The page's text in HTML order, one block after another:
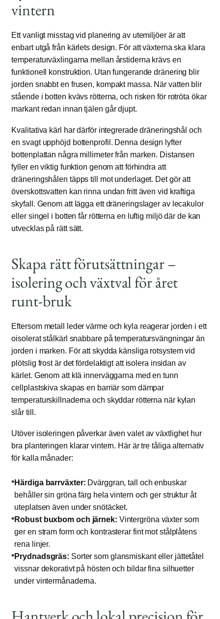
vintern
Ett vanligt misstag vid planering av utemiljöer är att
enbart utgå från kärlets design. För att växterna ska klara
temperaturväxlingarna mellan årstiderna krävs en
funktionell konstruktion. Utan fungerande dränering blir
jorden snabbt en frusen, kompakt massa. När vatten blir
stående i botten kvävs rötterna, och risken för rotröta ökar
markant redan innan tjälen går djupt.
Kvalitativa kärl har därför integrerade dräneringshål och
en svagt upphöjd bottenprofil. Denna design lyfter
bottenplattan några millimeter från marken. Distansen
fyller en viktig funktion genom att förhindra att
dräneringshålen täpps till mot underlaget. Det gör att
överskottsvatten kan rinna undan fritt även vid kraftiga
skyfall. Genom att lägga ett dräneringslager av lecakulor
eller singel i botten får rötterna en luftig miljö där de kan
utvecklas på rätt sätt.
Skapa rätt förutsättningar –
isolering och växtval för året
runt-bruk
Eftersom metall leder värme och kyla reagerar jorden i ett
oisolerat stålkärl snabbare på temperatursvängningar än
jorden i marken. För att skydda känsliga rotsystem vid
plötslig frost är det fördelaktigt att isolera insidan av
kärlet. Genom att klä innerväggarna med en tunn
cellplastskiva skapas en barriär som dämpar
temperaturskillnaderna och skyddar rötterna när kylan
slår till.
Utöver isoleringen påverkar även valet av växtlighet hur
bra planteringen klarar vintern. Här är tre tåliga alternativ
för kalla månader:
•Härdiga barrväxter: Dvärggran, tall och enbuskar
behåller sin gröna färg hela vintern och ger struktur åt
uteplatsen även under snötäcket.
•Robust buxbom och järnek: Vintergröna växter som
ger en stram form och kontrasterar fint mot stålplåtens
rena linjer.
•Prydnadsgräs: Sorter som glansmiskant eller jättetåtel
vissnar dekorativt på hösten och bildar fina silhuetter
under vintermånaderna.